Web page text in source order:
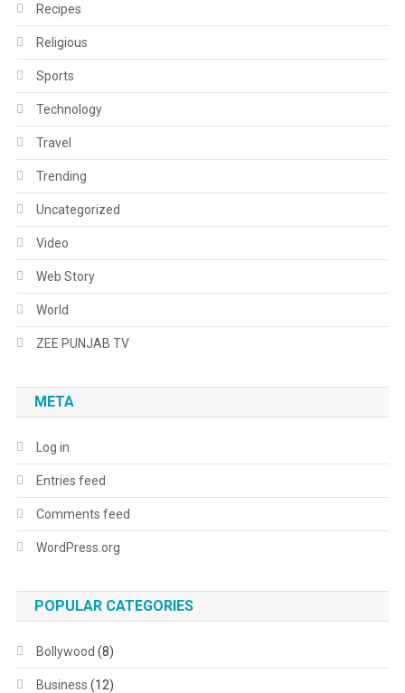
Recipes
Religious
Sports
Technology
Travel
Trending
Uncategorized
Video
Web Story
World
ZEE PUNJAB TV
META
Log in
Entries feed
Comments feed
WordPress.org
POPULAR CATEGORIES
Bollywood (8)
Business (12)